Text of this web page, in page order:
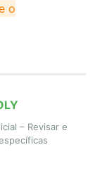
o
– Revisar e